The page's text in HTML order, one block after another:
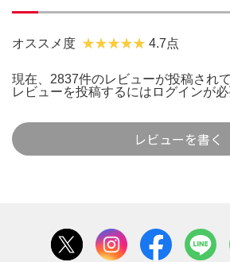
オススメ度 4.7点
現在、2837件のレビューが投稿されて
レビューを投稿するには ログインが必
レビューを書く